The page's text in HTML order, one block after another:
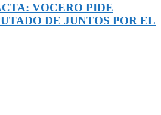
VOCERO PIDE
DE JUNTOS POR EL